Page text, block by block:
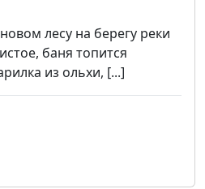
лесу на берегу реки
баня топится
из ольхи, [...]